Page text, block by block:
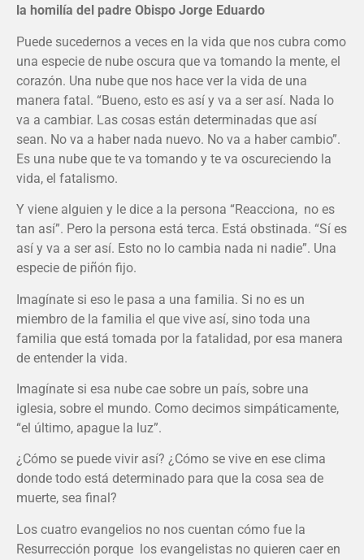
la homilía del padre Obispo Jorge Eduardo
Puede sucedernos a veces en la vida que nos cubra como
una especie de nube oscura que va tomando la mente, el
corazón. Una nube que nos hace ver la vida de una
manera fatal. “Bueno, esto es así y va a ser así. Nada lo
va a cambiar. Las cosas están determinadas que así
sean. No va a haber nada nuevo. No va a haber cambio”.
Es una nube que te va tomando y te va oscureciendo la
vida, el fatalismo.
Y viene alguien y le dice a la persona “Reacciona, no es
tan así”. Pero la persona está terca. Está obstinada. “Sí es
así y va a ser así. Esto no lo cambia nada ni nadie”. Una
especie de piñón fijo.
Imagínate si eso le pasa a una familia. Si no es un
miembro de la familia el que vive así, sino toda una
familia que está tomada por la fatalidad, por esa manera
de entender la vida.
Imagínate si esa nube cae sobre un país, sobre una
iglesia, sobre el mundo. Como decimos simpáticamente,
“el último, apague la luz”.
¿Cómo se puede vivir así? ¿Cómo se vive en ese clima
donde todo está determinado para que la cosa sea de
muerte, sea final?
Los cuatro evangelios no nos cuentan cómo fue la
Resurrección porque los evangelistas no quieren caer en